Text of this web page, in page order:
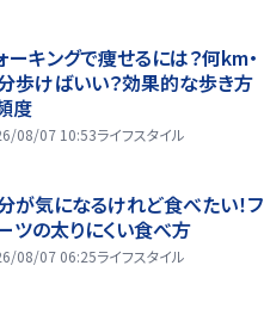
ーキングで痩せるには？何km・
歩けばいい？効果的な歩き方
度
08/07 10:53ライフスタイル
が気になるけれど食べたい！フ
ツの太りにくい食べ方
08/07 06:25ライフスタイル